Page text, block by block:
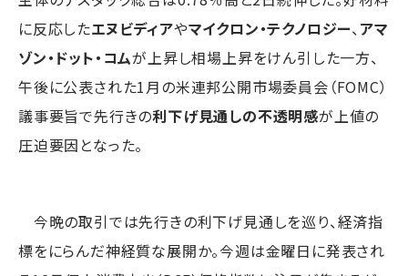
に反応したエヌビディアやマイクロン・テクノロジー、 アマ
ゾン・ドット・コムが上昇し相場上昇をけん引した一方、
午後に公表された1月の米連邦公開市場委員会（FOMC）
議事要旨で先行きの利下げ見通しの不透明感が上値の
圧迫要因となった。
今晩の取引では先行きの利下げ見通しを巡り、経済指
標をにらんだ神経質な展開か。今週は金曜日に発表され